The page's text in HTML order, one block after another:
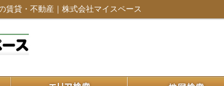
賃貸・不動産｜株式会社マイスペース